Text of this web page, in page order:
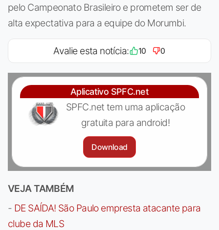
pelo Campeonato Brasileiro e prometem ser de
alta expectativa para a equipe do Morumbi.
Avalie esta notícia: 10 0
Aplicativo SPFC.net
SPFC.net tem uma aplicação
gratuita para android!
Download
VEJA TAMBÉM
- DE SAÍDA! São Paulo empresta atacante para
clube da MLS